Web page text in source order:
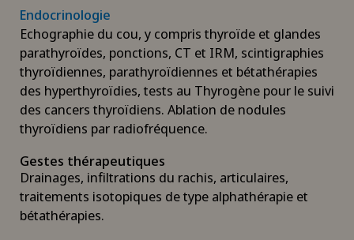
Endocrinologie
Echographie du cou, y compris thyroïde et glandes
parathyroïdes, ponctions, CT et IRM, scintigraphies
thyroïdiennes, parathyroïdiennes et bétathérapies
des hyperthyroïdies, tests au Thyrogène pour le suivi
des cancers thyroïdiens. Ablation de nodules
thyroïdiens par radiofréquence.
Gestes thérapeutiques
Drainages, infiltrations du rachis, articulaires,
traitements isotopiques de type alphathérapie et
bétathérapies.